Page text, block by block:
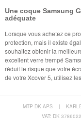
Une coque Samsung
adéquate
Lorsque vous achetez ce
protection, mais il existe
souhaitez obtenir la
excellent verre trempé
réduit le risque que votre
de votre Xcover 5, utilisez
MTP DK APS |
VAT: DK